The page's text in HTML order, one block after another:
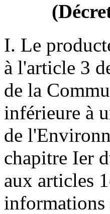
I. Le
à l'article 3
de la
inférieure à
de
chapitre Ier
aux articles
informations